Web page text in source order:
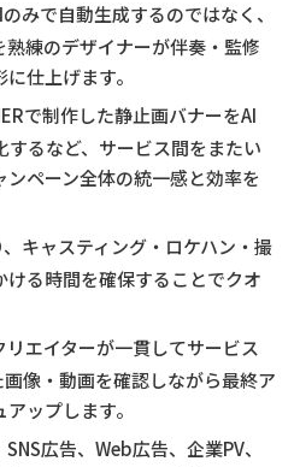
のみで自動生成するのではなく、
練のデザイナーが伴奏・監修
仕上げます。
で制作した静止画バナーをAI
するなど、サービス間をまたい
ペーン全体の統一感と効率を
、キャスティング・ロケハン・撮
る時間を確保することでクオ
リエイターが一貫してサービス
像・動画を確認しながら最終ア
ップします。
SNS広告、Web広告、企業PV、